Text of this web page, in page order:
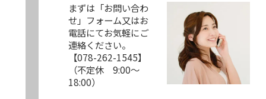
まずは「お問い合わ
せ」フォーム又はお
電話にてお気軽にご
連絡ください。
【078-262-1545】
（不定休 9:00～
18:00）